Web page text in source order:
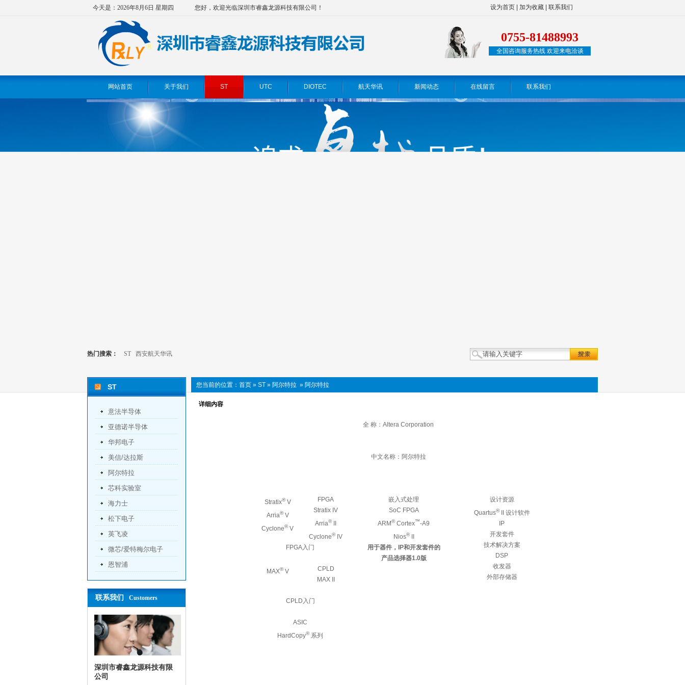
今天是：2026年8月6日 星期四 您好，欢迎光临深圳市睿鑫龙源科技有限公司！ 设为首页 加为收藏 联系我们
0755-81488993
全国咨询服务热线 欢迎来电洽谈
网站首页 关于我们 ST UTC DIOTEC 航天华讯 新闻动态 在线留言 联系我们
热门搜索： ST 西安航天华讯
ST
意法半导体
亚德诺半导体
华邦电子
美信/达拉斯
阿尔特拉
芯科实验室
海力士
松下电子
英飞凌
微芯/爱特梅尔电子
恩智浦
联系我们 Customers
深圳市睿鑫龙源科技有限
公司
您当前的位置： 首页 » ST » 阿尔特拉 » 阿尔特拉
详细内容
全 称：Altera Corporation
中文名称：阿尔特拉
FPGA
Stratix®V
Arria®V
Cyclone®V
Stratix IV
Arria®II
Cyclone®IV
FPGA入门
CPLD
MAX®V
MAX II
CPLD入门
ASIC
HardCopy®系列
嵌入式处理
SoC FPGA
ARM®Cortex™-A9
Nios®II
用于器件，IP和开发套件的
产品选择器1.0版
设计资源
Quartus®II 设计软件
IP
开发套件
技术解决方案
DSP
收发器
外部存储器